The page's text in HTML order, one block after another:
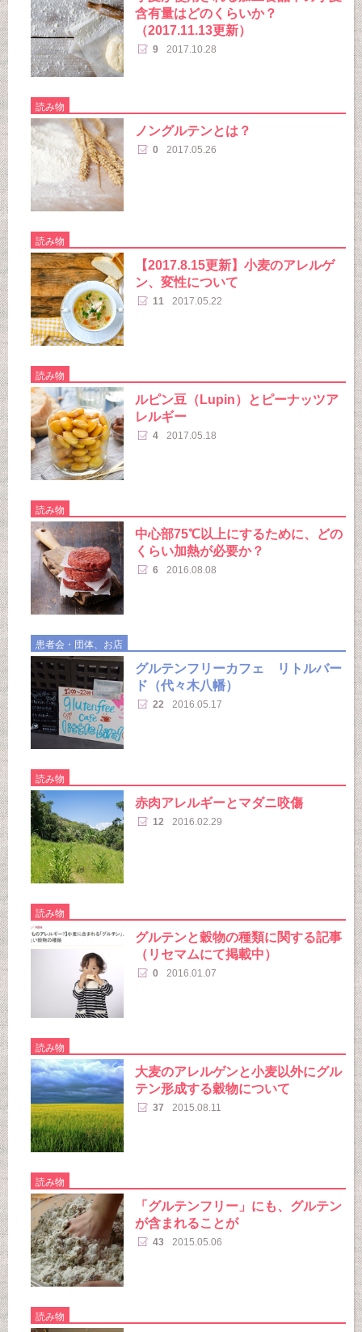
含有量はどのくらいか？
（2017.11.13更新）
9 2017.10.28
読み物
ノングルテンとは？
0 2017.05.26
読み物
【2017.8.15更新】小麦のアレルゲ
ン、変性について
11 2017.05.22
読み物
ルピン豆（Lupin）とピーナッツア
レルギー
4 2017.05.18
読み物
中心部75℃以上にするために、どの
くらい加熱が必要か？
6 2016.08.08
患者会・団体、お店
グルテンフリーカフェ リトルバー
ド（代々木八幡）
22 2016.05.17
読み物
赤肉アレルギーとマダニ咬傷
12 2016.02.29
読み物
グルテンと穀物の種類に関する記事
（リセマムにて掲載中）
0 2016.01.07
読み物
大麦のアレルゲンと小麦以外にグル
テン形成する穀物について
37 2015.08.11
読み物
「グルテンフリー」にも、グルテン
が含まれることが
43 2015.05.06
読み物